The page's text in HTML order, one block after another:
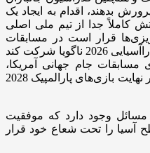
بدهند، اقدام به ایجاد یک
کاملاً جدا از تیم ملی اصلی
قرار است در مسابقات
قهرمانی آسیا و همچنین بازی‌های پاراآسیایی 2026 ناگویا شرکت کند
مسابقات جام جهانی آمریکا،
رقابت‌های قهرمانی جهان 2026 و در نهایت بازی‌های پارالمپیک 2028
مسائل وجود دارد که موفقیت
آسیا را تحت شعاع خود قرار